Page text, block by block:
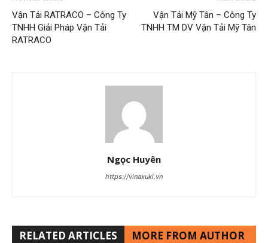
Vận Tải RATRACO – Công Ty
TNHH Giải Pháp Vận Tải
RATRACO
Vận Tải Mỹ Tân – Công Ty
TNHH TM DV Vận Tải Mỹ Tân
Ngọc Huyên
https://vinaxuki.vn
RELATED ARTICLES MORE FROM AUTHOR